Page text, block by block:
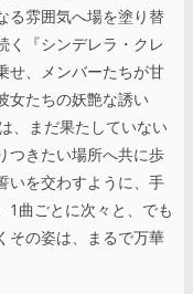
る雰囲気へ場を塗り替
く『シンデレラ・クレ
せ、メンバーたちが甘
女たちの妖艶な誘い
、まだ果たしていない
つきたい場所へ共に歩
いを交わすように、手
1曲ごとに次々と、でも
その姿は、まるで万華